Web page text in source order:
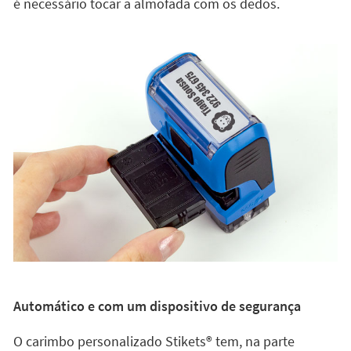
Automático e com um dispositivo de segurança
O carimbo personalizado Stikets®️ tem, na parte
posterior, um
dispositivo de segurança com duas
comodamente
. A função deste dispositivo é a de fixar
o mecanismo de retorno inferior para poder mudar a
almofada de tinta com total comodidade. Desta forma,